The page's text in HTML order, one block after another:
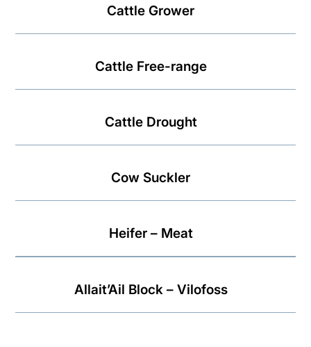
Cattle Grower
Cattle Free-range
Cattle Drought
Cow Suckler
Heifer – Meat
Allait’Ail Block – Vilofoss